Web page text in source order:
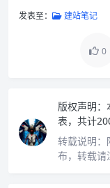
发表至： 建站笔记
0
版权声明：
表，共计
转载说明：
布，转载请